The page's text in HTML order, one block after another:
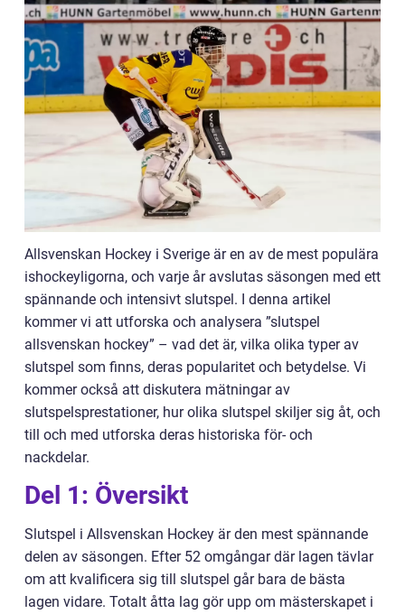
Allsvenskan Hockey i Sverige är en av de mest populära
ishockeyligorna, och varje år avslutas säsongen med ett
spännande och intensivt slutspel. I denna artikel
kommer vi att utforska och analysera ”slutspel
allsvenskan hockey” – vad det är, vilka olika typer av
slutspel som finns, deras popularitet och betydelse. Vi
kommer också att diskutera mätningar av
slutspelsprestationer, hur olika slutspel skiljer sig åt, och
till och med utforska deras historiska för- och
nackdelar.
Del 1: Översikt
Slutspel i Allsvenskan Hockey är den mest spännande
delen av säsongen. Efter 52 omgångar där lagen tävlar
om att kvalificera sig till slutspel går bara de bästa
lagen vidare. Totalt åtta lag gör upp om mästerskapet i